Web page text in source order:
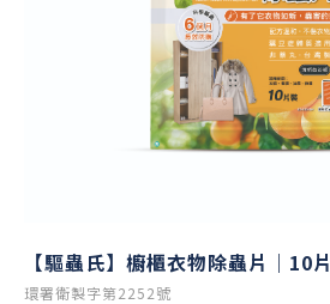
【驅蟲氏】櫥櫃衣物除蟲片｜10片
環署衛製字第2252號